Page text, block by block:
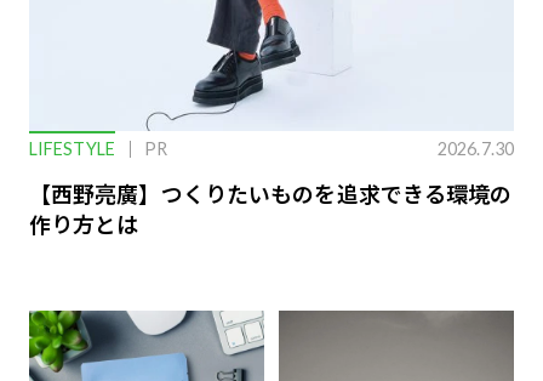
LIFESTYLE PR 2026.7.30
【西野亮廣】つくりたいものを追求できる環境の
作り方とは